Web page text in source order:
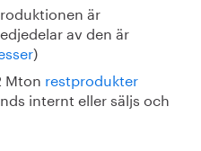
är
av den är
)
Mton restprodukter
internt eller säljs och